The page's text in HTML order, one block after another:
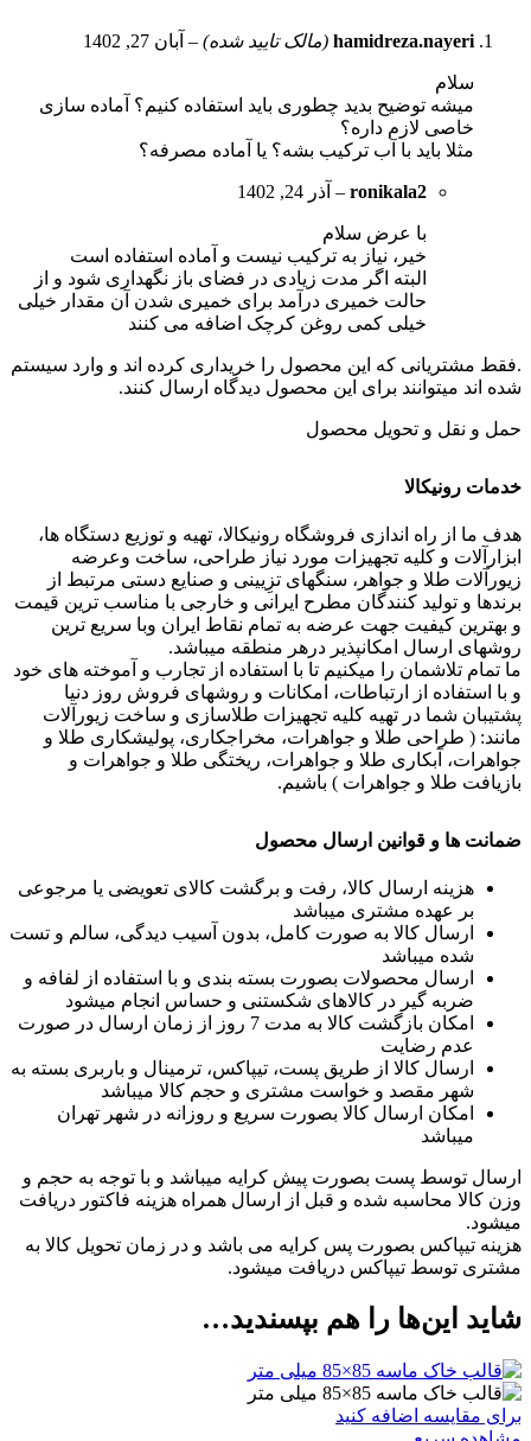
hamidreza.nayeri (مالک تایید شده) – آبان 27, 1402
سلام
میشه توضیح بدید چطوری باید استفاده کنیم؟ آماده سازی
خاصی لازم داره؟
مثلا باید با آب ترکیب بشه؟ یا آماده مصرفه؟
ronikala2
– آذر 24, 1402
با عرض سلام
خیر، نیاز به ترکیب نیست و آماده استفاده است
البته اگر مدت زیادی در فضای باز نگهداری شود و از
حالت خمیری درآمد برای خمیری شدن آن مقدار خیلی
خیلی کمی روغن کرچک اضافه می کنند
.فقط مشتریانی که این محصول را خریداری کرده اند و وارد سیستم
شده اند میتوانند برای این محصول دیدگاه ارسال کنند.
حمل و نقل و تحویل محصول
خدمات رونیکالا
هدف ما از راه اندازی فروشگاه رونیکالا، تهیه و توزیع دستگاه ها،
ابزارآلات و کلیه تجهیزات مورد نیاز طراحی، ساخت وعرضه
زیورآلات طلا و جواهر، سنگهای تزِیینی و صنایع دستی مرتبط از
برندها و تولید کنندگان مطرح ایرانی و خارجی با مناسب ترین قیمت
و بهترین کیفیت جهت عرضه به تمام نقاط ایران وبا سریع ترین
روشهای ارسال امکانپذیر درهر منطقه میباشد.
ما تمام تلاشمان را میکنیم تا با استفاده از تجارب و آموخته های خود
و با استفاده از ارتباطات، امکانات و روشهای فروش روز دنیا
پشتیبان شما در تهیه کلیه تجهیزات طلاسازی و ساخت زیورآلات
مانند: ( طراحی طلا و جواهرات، مخراجکاری، پولیشکاری طلا و
جواهرات، آبکاری طلا و جواهرات، ریختگی طلا و جواهرات و
بازیافت طلا و جواهرات ) باشیم.
ضمانت ها و قوانین ارسال محصول
هزینه ارسال کالا، رفت و برگشت کالای تعویضی یا مرجوعی
بر عهده مشتری میباشد
ارسال کالا به صورت کامل، بدون آسیب دیدگی، سالم و تست
شده میباشد
ارسال محصولات بصورت بسته بندی و با استفاده از لفافه و
ضربه گیر در کالاهای شکستنی و حساس انجام میشود
امکان بازگشت کالا به مدت 7 روز از زمان ارسال در صورت
عدم رضایت
ارسال کالا از طریق پست، تیپاکس، ترمینال و باربری بسته به
شهر مقصد و خواست مشتری و حجم کالا میباشد
امکان ارسال کالا بصورت سریع و روزانه در شهر تهران
میباشد
ارسال توسط پست بصورت پیش کرایه میباشد و با توجه به حجم و
وزن کالا محاسبه شده و قبل از ارسال همراه هزینه فاکتور دریافت
میشود.
هزینه تیپاکس بصورت پس کرایه می باشد و در زمان تحویل کالا به
مشتری توسط تیپاکس دریافت میشود.
شاید این‌ها را هم بپسندید…
برای مقایسه اضافه کنید